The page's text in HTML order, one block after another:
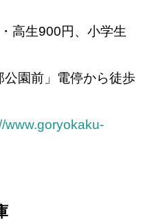
高生900円、小学生
公園前」電停から徒歩
www.goryokaku-